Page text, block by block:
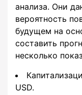
анализа. Они
вероятность
будущем на
составить
несколько
USD.